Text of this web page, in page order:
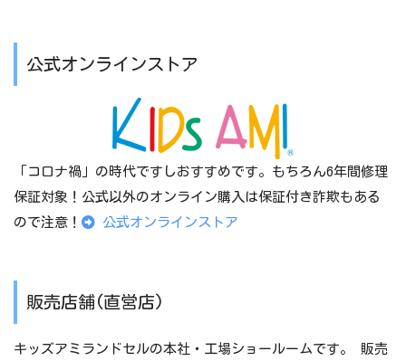
公式オンラインストア
「コロナ禍」の時代ですしおすすめです。もちろん6年間修理
保証対象！公式以外のオンライン購入は保証付き詐欺もある
ので注意！
公式オンラインストア
販売店舗(直営店)
キッズアミランドセルの本社・工場ショールームです。 販売